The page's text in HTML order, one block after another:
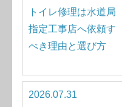
トイレ修理は水道局
指定工事店へ依頼す
べき理由と選び方
2026.07.31